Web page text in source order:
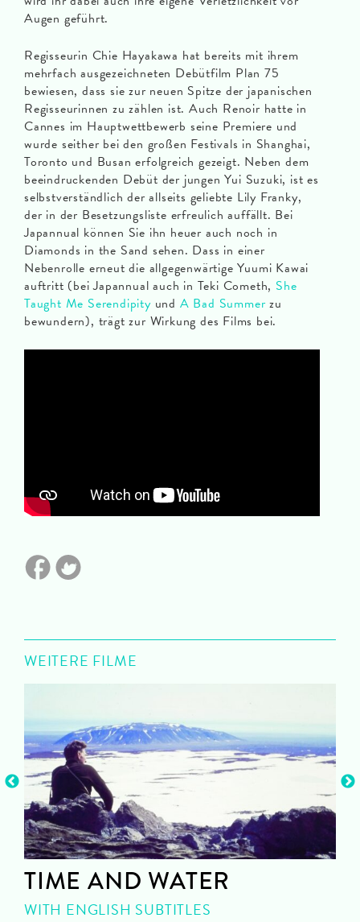
Augen geführt.
Regisseurin Chie Hayakawa hat bereits mit ihrem
mehrfach ausgezeichneten Debütfilm Plan 75
bewiesen, dass sie zur neuen Spitze der japanischen
Regisseurinnen zu zählen ist. Auch Renoir hatte in
Cannes im Hauptwettbewerb seine Premiere und
wurde seither bei den großen Festivals in Shanghai,
Toronto und Busan erfolgreich gezeigt. Neben dem
beeindruckenden Debüt der jungen Yui Suzuki, ist es
selbstverständlich der allseits geliebte Lily Franky,
der in der Besetzungsliste erfreulich auffällt. Bei
Japannual können Sie ihn heuer auch noch in
Diamonds in the Sand sehen. Dass in einer
Nebenrolle erneut die allgegenwärtige Yuumi Kawai
auftritt (bei Japannual auch in Teki Cometh, She
Taught Me Serendipityund A Bad Summer zu
bewundern), trägt zur Wirkung des Films bei.
WEITERE FILME
TIME AND WATER
WITH ENGLISH SUBTITLES